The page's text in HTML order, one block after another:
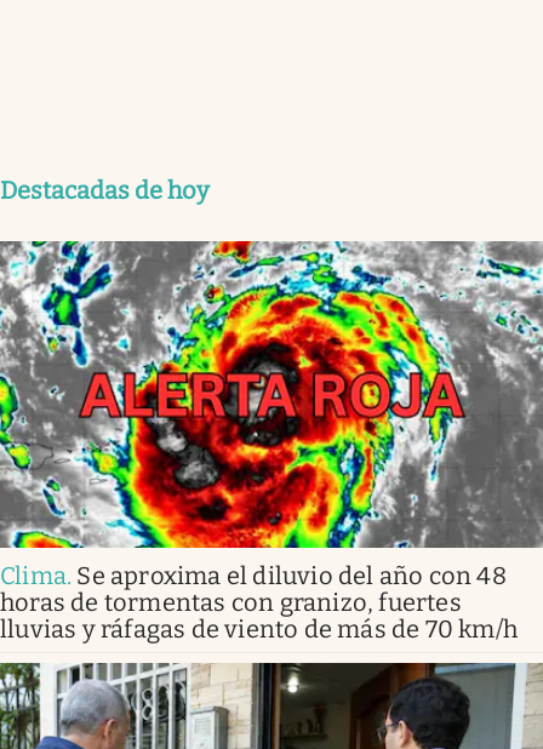
Destacadas de hoy
Clima. Se aproxima el diluvio del año con 48
horas de tormentas con granizo, fuertes
lluvias y ráfagas de viento de más de 70 km/h